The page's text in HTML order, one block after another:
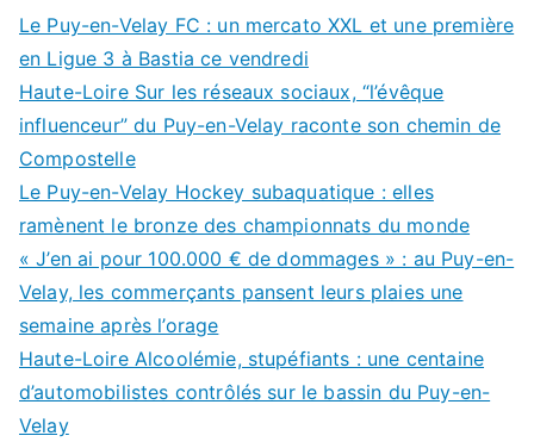
Le Puy-en-Velay FC : un mercato XXL et une première
en Ligue 3 à Bastia ce vendredi
Haute-Loire Sur les réseaux sociaux, “l’évêque
influenceur” du Puy-en-Velay raconte son chemin de
Compostelle
Le Puy-en-Velay Hockey subaquatique : elles
ramènent le bronze des championnats du monde
« J’en ai pour 100.000 € de dommages » : au Puy-en-
Velay, les commerçants pansent leurs plaies une
semaine après l’orage
Haute-Loire Alcoolémie, stupéfiants : une centaine
d’automobilistes contrôlés sur le bassin du Puy-en-
Velay